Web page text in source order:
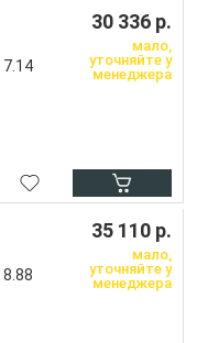
7.14
30 336 р.
мало,
уточняйте у
менеджера
8.88
35 110 р.
мало,
уточняйте у
менеджера